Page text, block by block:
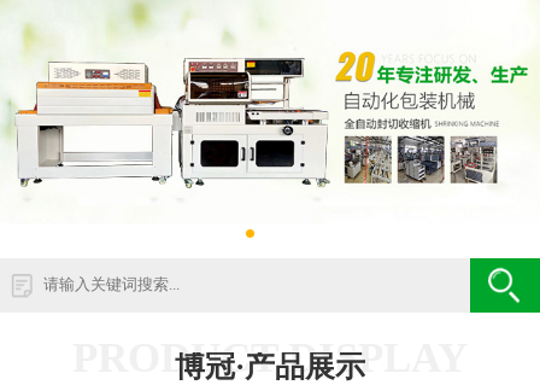
PRODUCT DISPLAY
博冠·产品展示